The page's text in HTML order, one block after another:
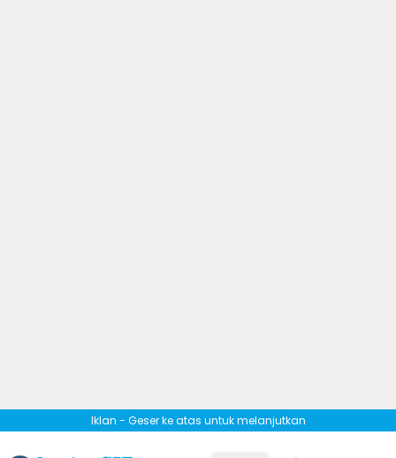
Iklan - Geser ke atas untuk melanjutkan